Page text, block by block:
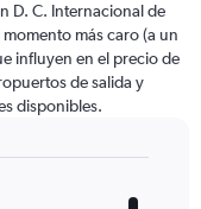
D. C. Internacional de
más caro (a un
influyen en el precio de
de salida y
disponibles.